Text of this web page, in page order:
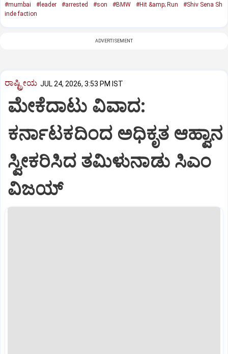
#mumbai #leader #arrested #son #BMW #Hit &amp; Run
#Shiv Sena Sh
inde faction
ADVERTISEMENT
ರಾಷ್ಟ್ರೀಯ JUL 24, 2026, 3:53 PM IST
ಮೇಕೆದಾಟು ವಿವಾದ:
ಕರ್ನಾಟಕದಿಂದ ಅಧಿಕೃತ ಆಹ್ವಾನ
ಸ್ವೀಕರಿಸಿದ ತಮಿಳುನಾಡು ಸಿಎಂ
ವಿಜಯ್